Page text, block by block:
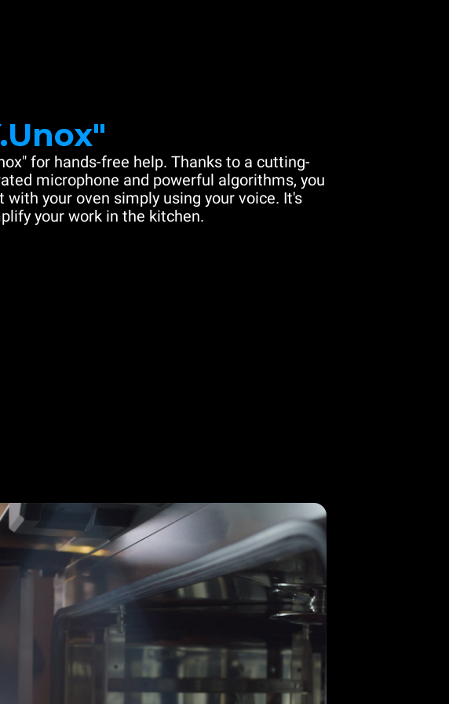
for hands-free help. Thanks to a cutting-
microphone and powerful algorithms, you
with your oven simply using your voice. It's
your work in the kitchen.